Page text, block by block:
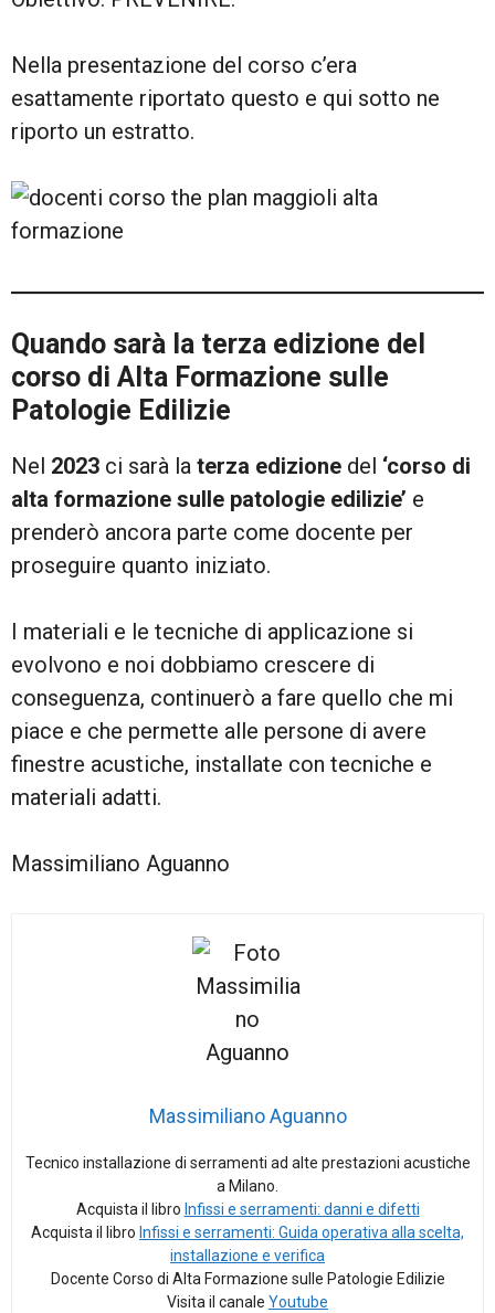
Nella presentazione del corso c’era
esattamente riportato questo e qui sotto ne
riporto un estratto.
Quando sarà la terza edizione del
corso di Alta Formazione sulle
Patologie Edilizie
Nel 2023 ci sarà la terza edizione del ‘corso di
alta formazione sulle patologie edilizie’ e
prenderò ancora parte come docente per
proseguire quanto iniziato.
I materiali e le tecniche di applicazione si
evolvono e noi dobbiamo crescere di
conseguenza, continuerò a fare quello che mi
piace e che permette alle persone di avere
finestre acustiche, installate con tecniche e
materiali adatti.
Massimiliano Aguanno
Massimiliano Aguanno
Tecnico installazione di serramenti ad alte prestazioni acustiche
a Milano.
Acquista il libro Infissi e serramenti: danni e difetti
Acquista il libro Infissi e serramenti: Guida operativa alla scelta,
installazione e verifica
Docente Corso di Alta Formazione sulle Patologie Edilizie
Visita il canale Youtube